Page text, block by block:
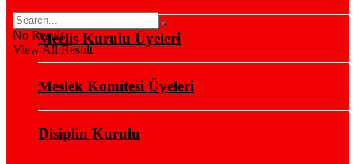
No Result
View All Result
Meclis Kurulu Üyeleri
Meslek Komitesi Üyeleri
Disiplin Kurulu